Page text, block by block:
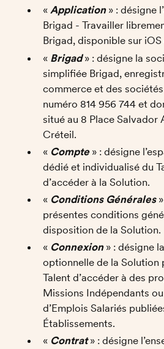
« Application » : désigne
Brigad - Travailler
Brigad, disponible sur
« Brigad » : désigne la
simplifiée Brigad,
commerce et des
numéro 814 956 744 et
situé au 8 Place Salvador
Créteil.
« Compte » : désigne
dédié et individualisé du
d’accéder à la Solution.
« Conditions Générales »
présentes conditions
disposition de la Solution.
« Connexion » : désigne
optionnelle de la Solution
Talent d’accéder à des
Missions Indépendants
d’Emplois Salariés
Établissements.
« Contrat » : désigne